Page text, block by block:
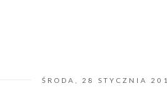
ŚRODA, 28 STYCZNIA